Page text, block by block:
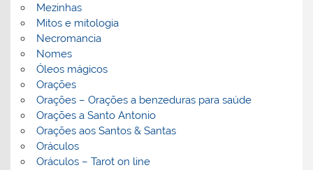
Mezinhas
Mitos e mitologia
Necromancia
Nomes
Óleos mágicos
Orações
Orações – Orações a benzeduras para saúde
Orações a Santo Antonio
Orações aos Santos & Santas
Oráculos
Oráculos – Tarot on line